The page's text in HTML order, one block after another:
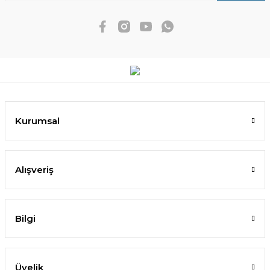
Kurumsal
Alışveriş
Bilgi
Üyelik